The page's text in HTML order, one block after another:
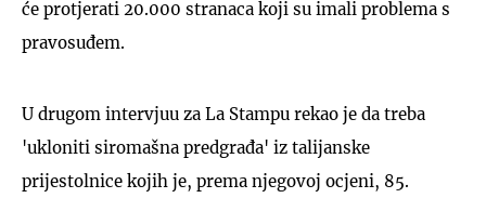
će protjerati 20.000 stranaca koji su imali problema s
pravosuđem.
U drugom intervjuu za La Stampu rekao je da treba
'ukloniti siromašna predgrađa' iz talijanske
prijestolnice kojih je, prema njegovoj ocjeni, 85.